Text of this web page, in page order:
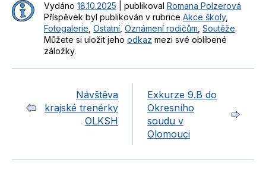
Vydáno 18.10.2025 publikoval Romana Polzerová
Příspěvek byl publikován v rubrice Akce školy,
Fotogalerie Ostatní Oznámení rodičům Soutěže.
Můžete si uložit jeho odkaz mezi své oblíbené
záložky.
Návštěva
krajské trenérky
OLKSH
Exkurze 9.B do
Okresního
soudu v
Olomouci